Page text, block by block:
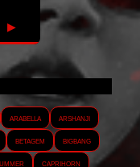
▶
Arabella
Arshanji
Betagem
Bigbang
Caprihorn